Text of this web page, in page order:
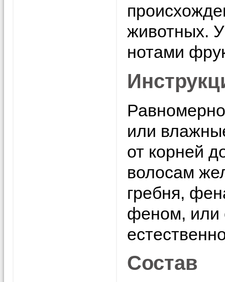
животных.
нотами
или
от корней
волосам
гребня,
феном, или
Состав